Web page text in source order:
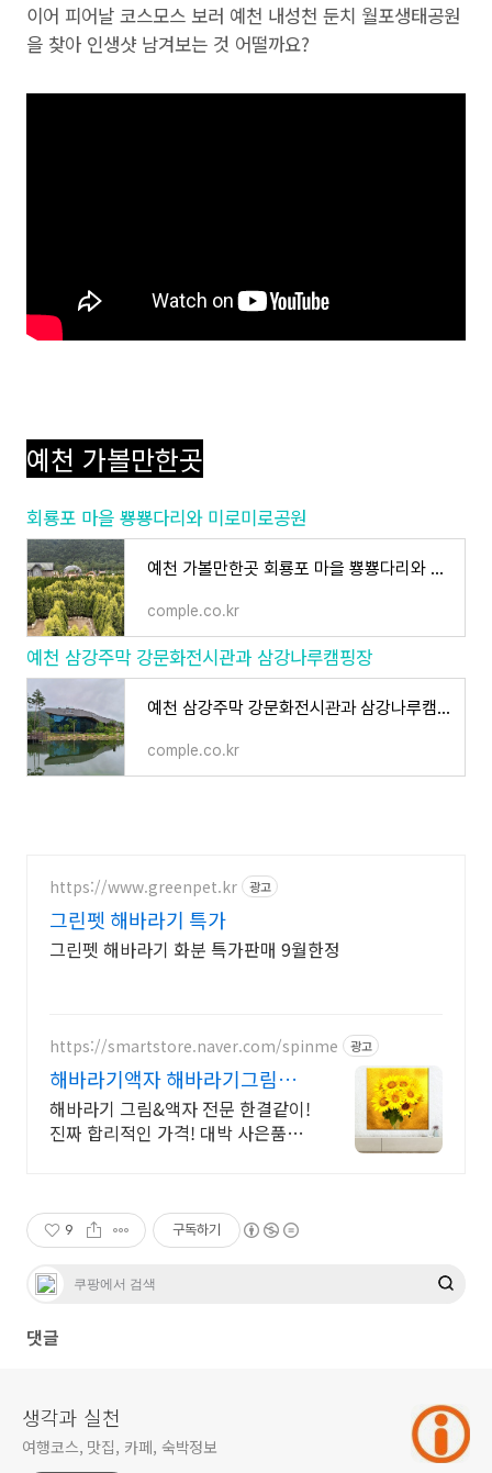
이어 피어날 코스모스 보러 예천 내성천 둔치 월포생태공원
을 찾아 인생샷 남겨보는 것 어떨까요?
예천 가볼만한곳
회룡포 마을 뿅뿅다리와 미로미로공원
예천 가볼만한곳 회룡포 마을 뿅뿅다리와 미로미로공원, 여행꿀팁
comple.co.kr
예천 삼강주막 강문화전시관과 삼강나루캠핑장
예천 삼강주막 강문화전시관과 삼강나루캠핑장
comple.co.kr
https://www.greenpet.kr 광고
그린펫 해바라기 특가
그린펫 해바라기 화분 특가판매 9월한정
https://smartstore.naver.com/spinme 광고
해바라기액자 해바라기그림전
문 무료배송,사은품가득,쿠폰할
인
해바라기 그림&액자 전문 한결같이!
진짜 합리적인 가격! 대박 사은품&
9 구독하기
댓글
생각과 실천
여행코스, 맛집, 카페, 숙박정보